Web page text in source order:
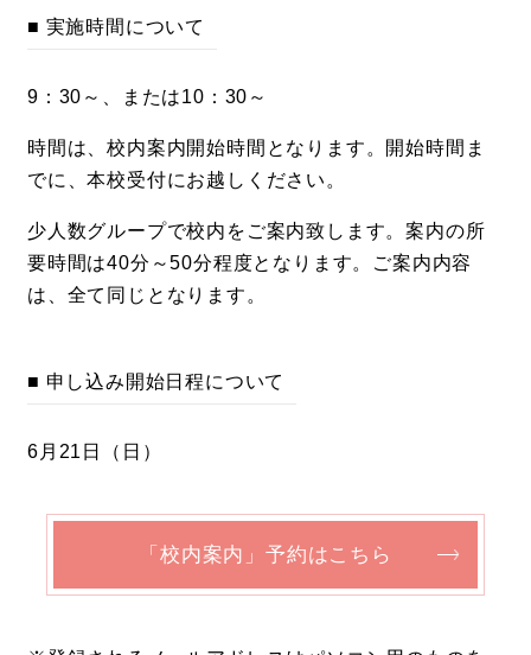
■ 実施時間について
9：30～、または10：30～
時間は、校内案内開始時間となります。開始時間ま
でに、本校受付にお越しください。
少人数グループで校内をご案内致します。案内の所
要時間は40分～50分程度となります。ご案内内容
は、全て同じとなります。
■ 申し込み開始日程について
6月21日（日）
「校内案内」予約はこちら